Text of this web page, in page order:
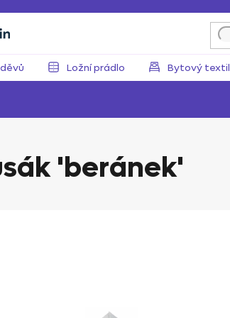
Ložní prádlo Bytový textil
'beránek'